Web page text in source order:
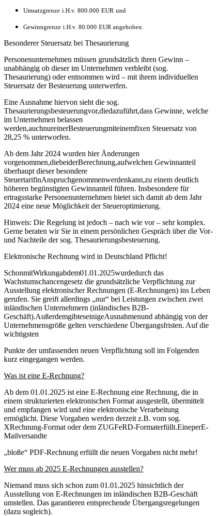
Umsatzgrenze i.H.v. 800.000 EUR und
Gewinngrenze i.H.v. 80.000 EUR angehoben.
Besonderer Steuersatz bei Thesaurierung
Personenunternehmen müssen grundsätzlich ihren Gewinn –
unabhängig ob dieser im Unternehmen verbleibt (sog.
Thesaurierung) oder entnommen wird – mit ihrem individuellen
Steuersatz der Besteuerung unterwerfen.
Eine Ausnahme hiervon sieht die sog.
Thesaurierungsbesteuerungvor,diedazuführt,dass Gewinne, welche
im Unternehmen belassen
werden,auchnureinerBesteuerungmiteinemfixen Steuersatz von
28,25 % unterworfen.
Ab dem Jahr 2024 wurden hier Änderungen
vorgenommen,diebeiderBerechnung,aufwelchen Gewinnanteil
überhaupt dieser besondere
SteuertarifinAnspruchgenommenwerdenkann,zu einem deutlich
höheren begünstigten Gewinnanteil führen. Insbesondere für
ertragsstarke Personenunternehmen bietet sich damit ab dem Jahr
2024 eine neue Möglichkeit der Steueroptimierung.
Hinweis: Die Regelung ist jedoch – nach wie vor – sehr komplex.
Gerne beraten wir Sie in einem persönlichen Gespräch über die Vor‐
und Nachteile der sog. Thesaurierungsbesteuerung.
Elektronische Rechnung wird in Deutschland Pflicht!
SchonmitWirkungabdem01.01.2025wurdedurch das
Wachstumschancengesetz die grundsätzliche Verpflichtung zur
Ausstellung elektronischer Rechnungen (E‐Rechnungen) ins Leben
gerufen. Sie greift allerdings „nur“ bei Leistungen zwischen zwei
inländischen Unternehmern (inländisches B2B‐
Geschäft).AußerdemgibteseinigeAusnahmenund abhängig von der
Unternehmensgröße gelten verschiedene Übergangsfristen. Auf die
wichtigsten
Punkte der umfassenden neuen Verpflichtung soll im Folgenden
kurz eingegangen werden.
Was ist eine E‐Rechnung?
Ab dem 01.01.2025 ist eine E‐Rechnung eine Rechnung, die in
einem strukturierten elektronischen Format ausgestellt, übermittelt
und empfangen wird und eine elektronische Verarbeitung
ermöglicht. Diese Vorgaben werden derzeit z.B. vom sog.
XRechnung‐Format oder dem ZUGFeRD‐Formaterfüllt.EineperE‐
Mailversandte
„bloße“ PDF‐Rechnung erfüllt die neuen Vorgaben nicht mehr!
Wer muss ab 2025 E‐Rechnungen ausstellen?
Niemand muss sich schon zum 01.01.2025 hinsichtlich der
Ausstellung von E‐Rechnungen im inländischen B2B‐Geschäft
umstellen. Das garantieren entsprechende Übergangsregelungen
(dazu sogleich).